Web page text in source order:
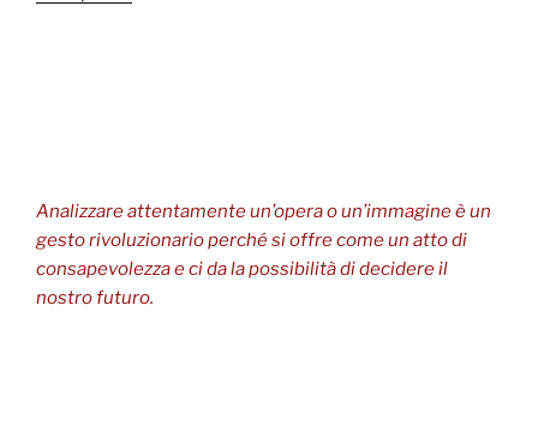
Analizzare attentamente un’opera o un’immagine è un
gesto rivoluzionario perché si offre come un atto di
consapevolezza e ci da la possibilità di decidere il
nostro futuro.